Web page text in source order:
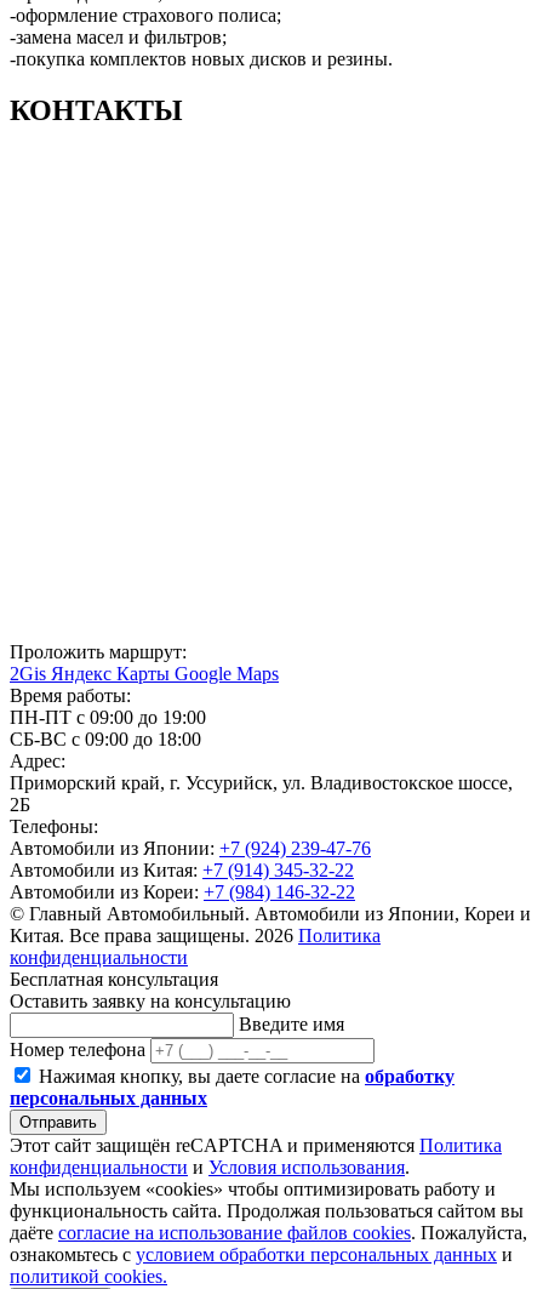
-оформление страхового полиса;
-замена масел и фильтров;
-покупка комплектов новых дисков и резины.
КОНТАКТЫ
Проложить маршрут:
2Gis Яндекс Карты Google Maps
Время работы:
ПН-ПТ с 09:00 до 19:00
СБ-ВС с 09:00 до 18:00
Адрес:
Приморский край, г. Уссурийск, ул. Владивостокское шоссе,
2Б
Телефоны:
Автомобили из Японии: +7 (924) 239-47-76
Автомобили из Китая: +7 (914) 345-32-22
Автомобили из Кореи: +7 (984) 146-32-22
© Главный Автомобильный. Автомобили из Японии, Кореи и
Китая. Все права защищены. 2026 Политика
конфиденциальности
Бесплатная консультация
Оставить заявку на консультацию
Введите имя
Номер телефона
Нажимая кнопку, вы даете согласие на обработку
персональных данных
Отправить
Этот сайт защищён reCAPTCHA и применяются Политика
конфиденциальности и Условия использования.
Мы используем «cookies» чтобы оптимизировать работу и
функциональность сайта. Продолжая пользоваться сайтом вы
даёте согласие на использование файлов cookies. Пожалуйста,
ознакомьтесь с условием обработки персональных данных и
политикой cookies.